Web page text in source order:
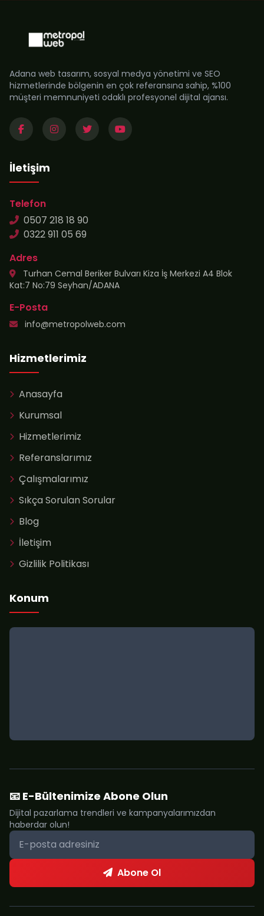
Adana web tasarım, sosyal medya yönetimi ve SEO
hizmetlerinde bölgenin en çok referansına sahip, %100
müşteri memnuniyeti odaklı profesyonel dijital ajansı.
İletişim
Telefon
0507 218 18 90
0322 911 05 69
Adres
Turhan Cemal Beriker Bulvarı Kiza İş Merkezi A4 Blok
Kat:7 No:79 Seyhan/ADANA
E-Posta
info@metropolweb.com
Hizmetlerimiz
Anasayfa
Kurumsal
Hizmetlerimiz
Referanslarımız
Çalışmalarımız
Sıkça Sorulan Sorular
Blog
İletişim
Gizlilik Politikası
Konum
📧 E-Bültenimize Abone Olun
Dijital pazarlama trendleri ve kampanyalarımızdan
haberdar olun!
Abone Ol